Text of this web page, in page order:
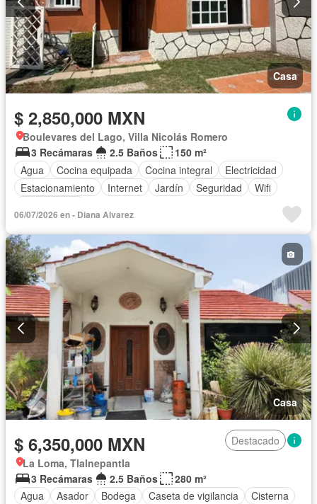
Casa
$ 2,850,000 MXN
Boulevares del Lago, Villa Nicolás Romero
3 Recámaras
2.5 Baños
150 m²
Agua
Cocina equipada Cocina integral
Electricidad
Estacionamiento
Internet Jardín Seguridad
Wifi
06/07/2026 en - Diana Alvarez
Casa
$ 6,350,000 MXN
Destacado
La Loma, Tlalnepantla
3 Recámaras
2.5 Baños
280 m²
Agua
Asador Bodega Caseta de vigilancia
Cisterna